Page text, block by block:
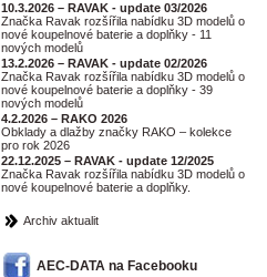
10.3.2026 – RAVAK - update 03/2026
Značka Ravak rozšířila nabídku 3D modelů o
nové koupelnové baterie a doplňky - 11
nových modelů
13.2.2026 – RAVAK - update 02/2026
Značka Ravak rozšířila nabídku 3D modelů o
nové koupelnové baterie a doplňky - 39
nových modelů
4.2.2026 – RAKO 2026
Obklady a dlažby značky RAKO – kolekce
pro rok 2026
22.12.2025 – RAVAK - update 12/2025
Značka Ravak rozšířila nabídku 3D modelů o
nové koupelnové baterie a doplňky.
Archiv aktualit
AEC-DATA na Facebooku